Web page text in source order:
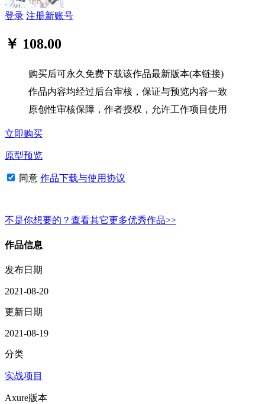
登录 注册新账号
￥ 108.00
购买后可永久免费下载该作品最新版本(本链接)
作品内容均经过后台审核，保证与预览内容一致
原创性审核保障，作者授权，允许工作项目使用
立即购买
原型预览
同意 作品下载与使用协议
不是你想要的？查看其它更多优秀作品>>
作品信息
发布日期
2021-08-20
更新日期
2021-08-19
分类
实战项目
Axure版本